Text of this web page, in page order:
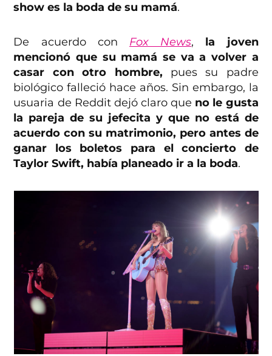
show es la boda de su mamá.
De acuerdo con Fox News, la joven
mencionó que su mamá se va a volver a
casar con otro hombre, pues su padre
biológico falleció hace años. Sin embargo, la
usuaria de Reddit dejó claro que no le gusta
la pareja de su jefecita y que no está de
acuerdo con su matrimonio, pero antes de
ganar los boletos para el concierto de
Taylor Swift, había planeado ir a la boda.